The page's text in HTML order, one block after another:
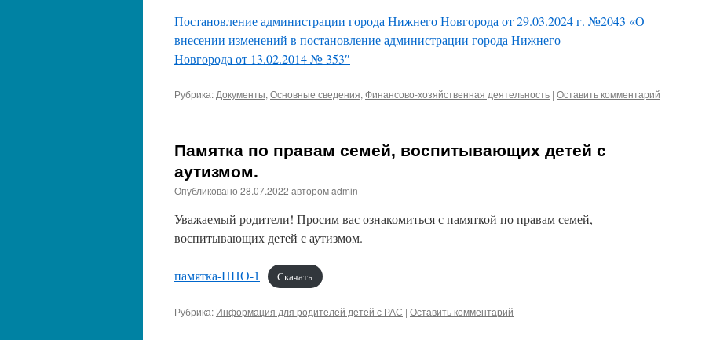
Постановление администрации города Нижнего Новгорода от 29.03.2024 г. №2043 «О
внесении изменений в постановление администрации города Нижнего
Новгорода от 13.02.2014 № 353″
Рубрика: Документы, Основные сведения, Финансово-хозяйственная деятельность | Оставить комментарий
Памятка по правам семей, воспитывающих детей с
аутизмом.
Опубликовано 28.07.2022 авторомadmin
Уважаемый родители! Просим вас ознакомиться с памяткой по правам семей,
воспитывающих детей с аутизмом.
памятка-ПНО-1 Скачать
Рубрика: Информация для родителей детей с РАС | Оставить комментарий